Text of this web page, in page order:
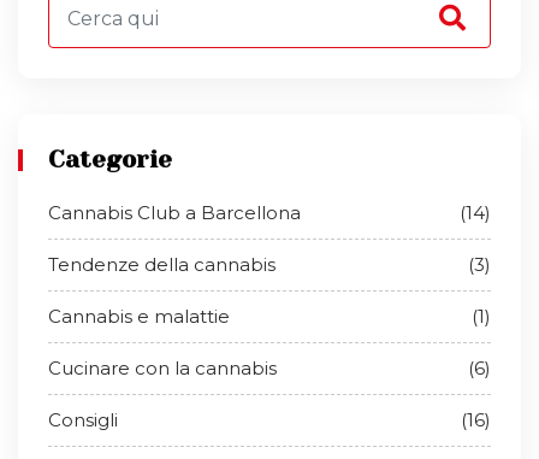
Categorie
Cannabis Club a Barcellona (14)
Tendenze della cannabis (3)
Cannabis e malattie (1)
Cucinare con la cannabis (6)
Consigli (16)